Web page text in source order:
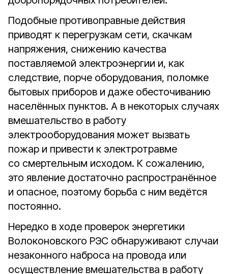
Подобные противоправные действия
приводят к перегрузкам сети, скачкам
напряжения, снижению качества
поставляемой электроэнергии и, как
следствие, порче оборудования, поломке
бытовых приборов и даже обесточиванию
населённых пунктов. А в некоторых случаях
вмешательство в работу
электрооборудования может вызвать
пожар и привести к электротравме
со смертельным исходом. К сожалению,
это явление достаточно распространённое
и опасное, поэтому борьба с ним ведётся
постоянно.
Нередко в ходе проверок энергетики
Волоконовского РЭС обнаруживают случаи
незаконного наброса на провода или
осуществление вмешательства в работу